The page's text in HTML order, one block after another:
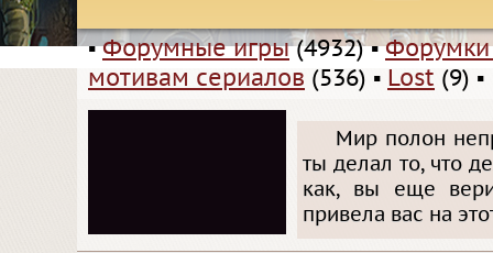
▪Форумные игры(4932)▪
мотивам сериалов (536) ▪ Lost (9) ▪
Мир полон
ты делал то, что
как, вы еще
привела вас на